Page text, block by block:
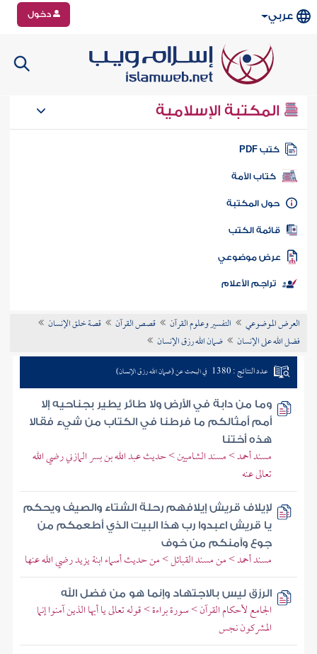
عربي دخول
المكتبة الإسلامية
كتب PDF
كتاب الأمة
المكتبة
الكتب
موضوعي
تراجم الأعلام
العرض الموضوعي التفسير وعلوم القرآن قصص القرآن
قصة خلق الإنسان
فضل الله على الإنسان
ضمان الله رزق الإنسان
عدد النتائج : 1380 في البحث عن (ضمان الله رزق الإنسان)
وما من دابة في الأرض ولا طائر يطير بجناحيه إلا
أمم أمثالكم ما فرطنا في الكتاب من شيء فقالا
هذه أختنا
مسند أحمد > مسند الشاميين > حديث عبد الله بن بسر المازني رضي الله
تعالى عنه
لإيلاف قريش إيلافهم رحلة الشتاء والصيف ويحكم
يا قريش اعبدوا رب هذا البيت الذي أطعمكم من
جوع وآمنكم من خوف
مسند أحمد > من مسند القبائل > من حديث أسماء ابنة يزيد رضي الله عنها
الرزق ليس بالاجتهاد وإنما هو من فضل الله
الجامع لأحكام القرآن > سورة براءة > قوله تعالى يا أيها الذين آمنوا إنما
المشركون نجس